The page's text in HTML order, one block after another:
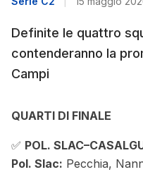
Definite le quattro
contenderanno la
Campi
QUARTI DI FINALE
✅ POL.
Pol. Slac: Pecchia,